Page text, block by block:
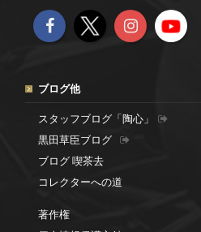
ブログ他
スタッフブログ「陶心」
黒田草臣ブログ
ブログ 喫茶去
コレクターへの道
著作権